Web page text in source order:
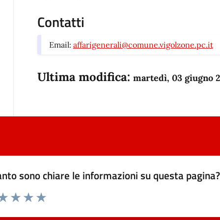
Contatti
Email: affarigenerali@comune.vigolzone.pc.it
Ultima modifica: martedì, 03 giugno
sono chiare le informazioni su questa pagina?
1 a 5 stelle la pagina